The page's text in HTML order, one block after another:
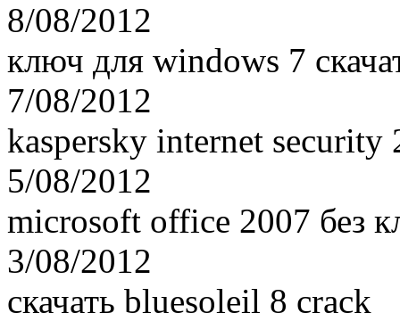
8/08/2012
ключ для windows 7
7/08/2012
kaspersky internet security
5/08/2012
microsoft office 2007 без
3/08/2012
скачать bluesoleil 8 crack